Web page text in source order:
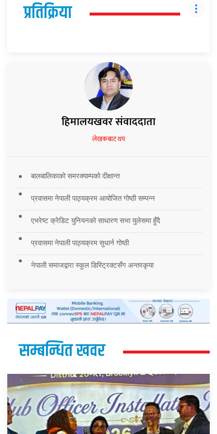
प्रतिक्रिया
हिमालयखवर संवाददाता
लेखकबाट थप
बालबालिकाको समरक्याम्पको दीक्षान्त
प्रवासमा नेपाली पाठ्यक्रम आयोजित गोष्ठी सम्पन्न
एभरेष्ट क्रेडिट युनियनको साधारण सभा युलेसमा हुँदै
प्रवासमा नेपाली पाठ्यक्रम सुधार्न गोष्ठी
नेपाली समाजद्वारा स्कुल डिस्ट्रिक्टसँग अन्तरकृया
सम्बन्धित खवर